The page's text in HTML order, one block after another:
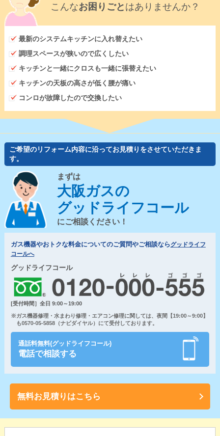
こんなお困りごとはありませんか？
最新のシステムキッチンに入れ替えたい
調理スペースが狭いので広くしたい
キッチンと一緒にクロスも一緒に張替えたい
キッチンの天板の高さが低く腰が痛い
コンロが故障したので交換したい
ご希望のリフォーム内容に沿ってお見積りをさせていただきま
す。
まずは
大阪ガスの
グッドライフコール
にご相談ください！
ガス機器やおトクな料金についてのご質問やご相談ならグッドライフ
コールへ
グッドライフコール
[受付時間］全日 9:00～19:00
※ガス機器修理・水まわり修理・エアコン修理に関しては、夜間【19:00～9:00】
も0570-05-5858（ナビダイヤル）にて受付しております。
通話料無料(グッドライフコール)
電話で相談する
無料お見積りはこちら